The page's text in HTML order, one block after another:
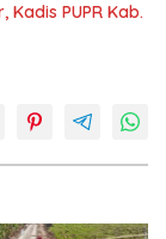
PUPR Kab.